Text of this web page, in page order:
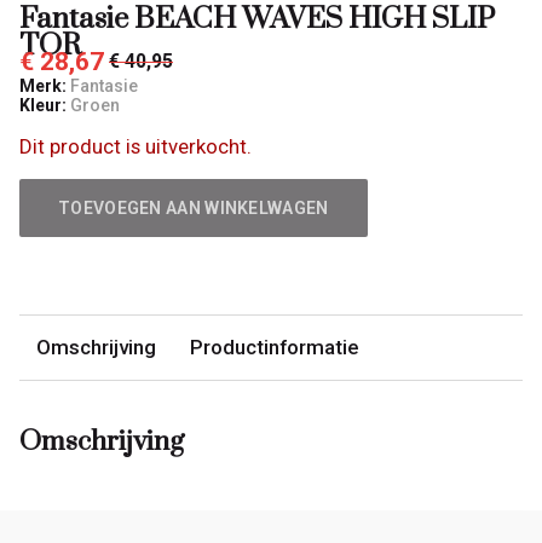
Fantasie BEACH WAVES HIGH SLIP
TOR
€ 28,67 € 40,95
Merk: Fantasie
Kleur: Groen
Dit product is uitverkocht.
TOEVOEGEN AAN WINKELWAGEN
Omschrijving Productinformatie
Omschrijving